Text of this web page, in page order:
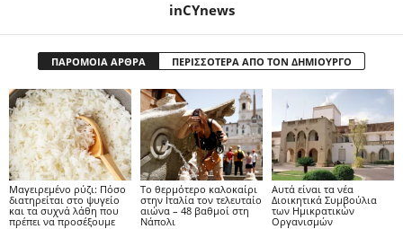
inCYnews
ΠΑΡΟΜΟΙΑ ΑΡΘΡΑ ΠΕΡΙΣΣΟΤΕΡΑ ΑΠΟ ΤΟΝ ΔΗΜΙΟΥΡΓΟ
Μαγειρεμένο ρύζι: Πόσο
διατηρείται στο ψυγείο
και τα συχνά λάθη που
πρέπει να προσέξουμε
Το θερμότερο καλοκαίρι
στην Ιταλία τον τελευταίο
αιώνα – 48 βαθμοί στη
Νάπολι
Αυτά είναι τα νέα
Διοικητικά Συμβούλια
των Ημικρατικών
Οργανισμών